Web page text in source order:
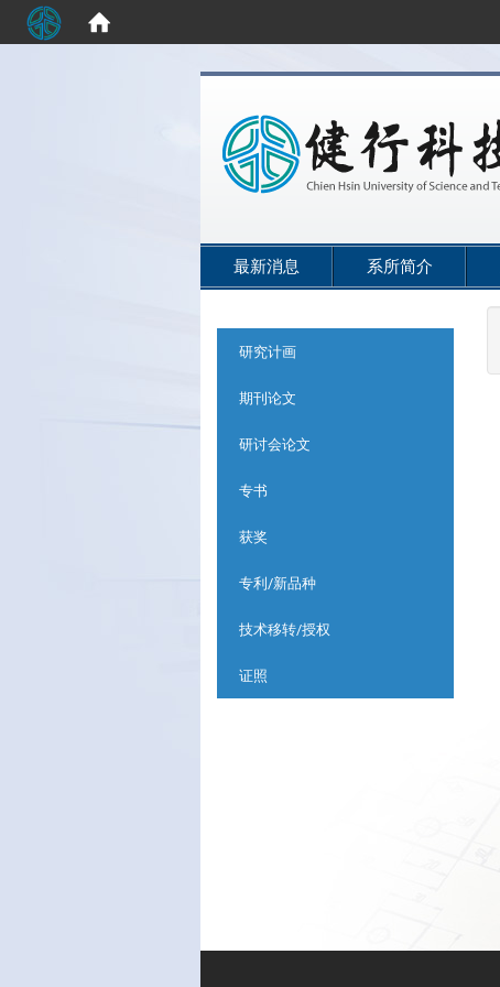
最新消息 系所简介
研究计画
期刊论文
研讨会论文
专书
获奖
专利/新品种
技术移转/授权
证照